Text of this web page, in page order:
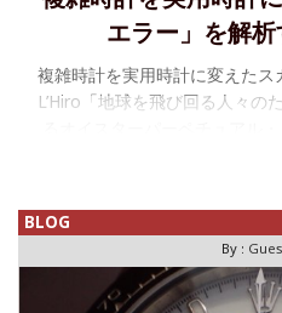
エラー」を解
複雑時計を実用時計に変えた
L’Hiro「地球を飛び回る人々の
BLOG
By :